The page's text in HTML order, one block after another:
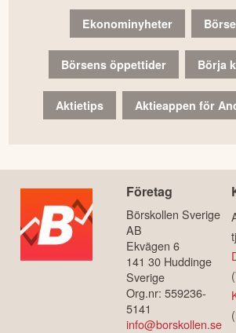
Ekonominyheter
Börsens öppettider Börja
Aktietips Aktieappen för
Företag
Börskollen Sverige
AB
Ekvägen 6
141 30 Huddinge
Sverige
Org.nr: 559236-
5141
info@borskollen.se